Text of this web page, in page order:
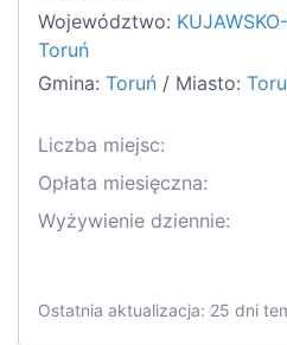
Województwo:
Toruń
Gmina: Toruń / Miasto:
Liczba miejsc:
Opłata miesięczna:
Wyżywienie dziennie:
Ostatnia aktualizacja: 25 dni